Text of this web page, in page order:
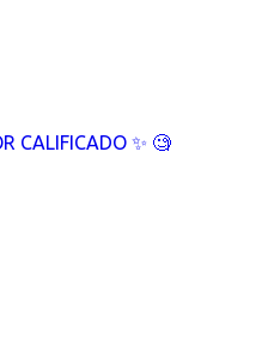
CALIFICADO ✨ 🧐